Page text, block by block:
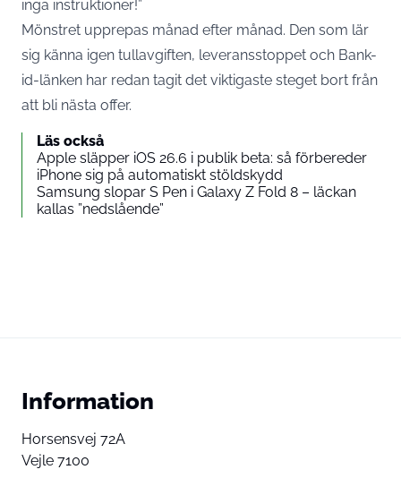
inga instruktioner!”
Mönstret upprepas månad efter månad. Den som lär
sig känna igen tullavgiften, leveransstoppet och Bank-
id-länken har redan tagit det viktigaste steget bort från
att bli nästa offer.
Läs också
Apple släpper iOS 26.6 i publik beta: så förbereder
iPhone sig på automatiskt stöldskydd
Samsung slopar S Pen i Galaxy Z Fold 8 – läckan
kallas ”nedslående”
Information
Horsensvej 72A
Vejle 7100